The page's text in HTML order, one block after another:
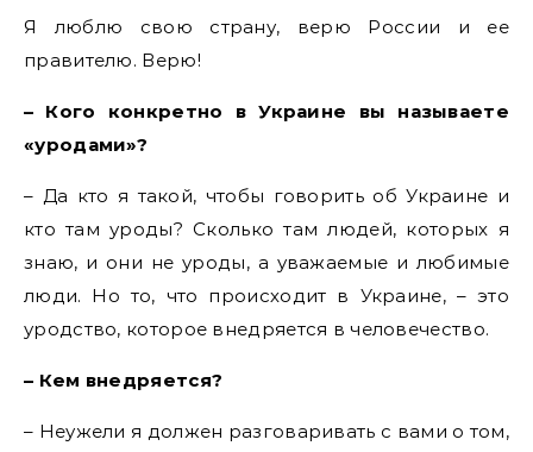
Я люблю свою страну, верю России и ее
правителю. Верю!
– Кого конкретно в Украине вы называете
«уродами»?
– Да кто я такой, чтобы говорить об Украине и
кто там уроды? Сколько там людей, которых я
знаю, и они не уроды, а уважаемые и любимые
люди. Но то, что происходит в Украине, – это
уродство, которое внедряется в человечество.
– Кем внедряется?
– Неужели я должен разговаривать с вами о том,